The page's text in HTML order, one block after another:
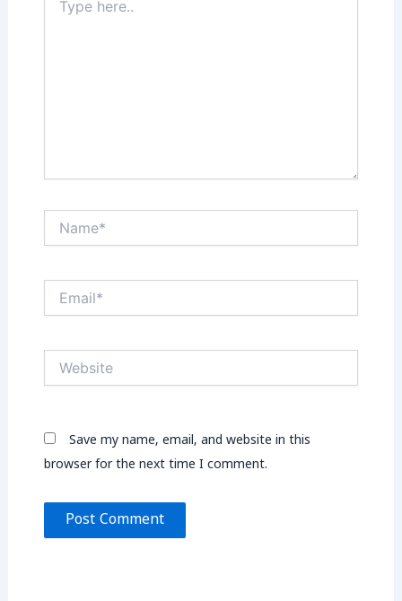
here..
Save my name, email, and website in this
browser for the next time I comment.